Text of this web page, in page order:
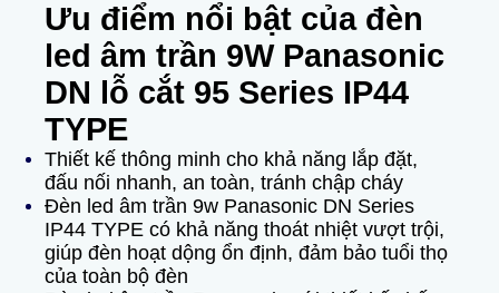
Ưu điểm nổi bật của đèn
led âm trần 9W Panasonic
DN lỗ cắt 95 Series IP44
TYPE
Thiết kế thông minh cho khả năng lắp đặt,
đấu nối nhanh, an toàn, tránh chập cháy
Đèn led âm trần 9w Panasonic DN Series
IP44 TYPE có khả năng thoát nhiệt vượt trội,
giúp đèn hoạt dộng ổn định, đảm bảo tuổi thọ
của toàn bộ đèn